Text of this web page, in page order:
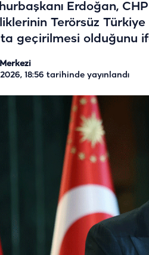
Erdoğan,
Terörsüz
geçirilmesi olduğunu
18:56 tarihinde yayınlandı